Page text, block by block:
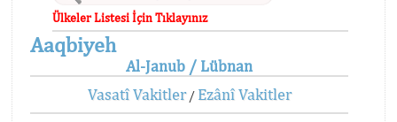
Ülkeler Listesi İçin Tıklayınız
Aaqbiyeh
Al-Janub / Lübnan
Vasatî Vakitler/ Ezânî Vakitler